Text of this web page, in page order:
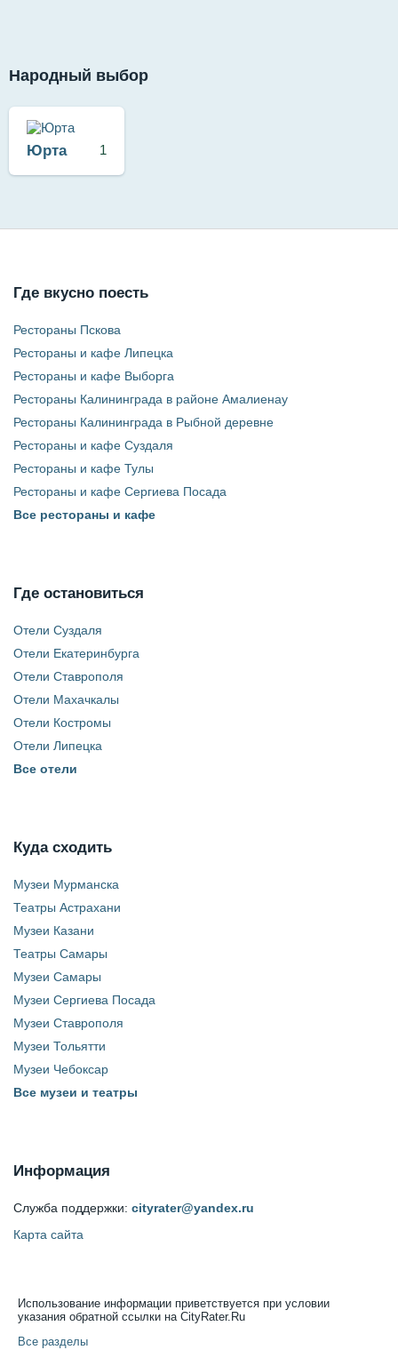
Народный выбор
Юрта 1
Где вкусно поесть
Рестораны Пскова
Рестораны и кафе Липецка
Рестораны и кафе Выборга
Рестораны Калининграда в районе Амалиенау
Рестораны Калининграда в Рыбной деревне
Рестораны и кафе Суздаля
Рестораны и кафе Тулы
Рестораны и кафе Сергиева Посада
Все рестораны и кафе
Где остановиться
Отели Суздаля
Отели Екатеринбурга
Отели Ставрополя
Отели Махачкалы
Отели Костромы
Отели Липецка
Все отели
Куда сходить
Музеи Мурманска
Театры Астрахани
Музеи Казани
Театры Самары
Музеи Самары
Музеи Сергиева Посада
Музеи Ставрополя
Музеи Тольятти
Музеи Чебоксар
Все музеи и театры
Информация
Служба поддержки: cityrater@yandex.ru
Карта сайта
Использование информации приветствуется при условии
указания обратной ссылки на CityRater.Ru
Все разделы